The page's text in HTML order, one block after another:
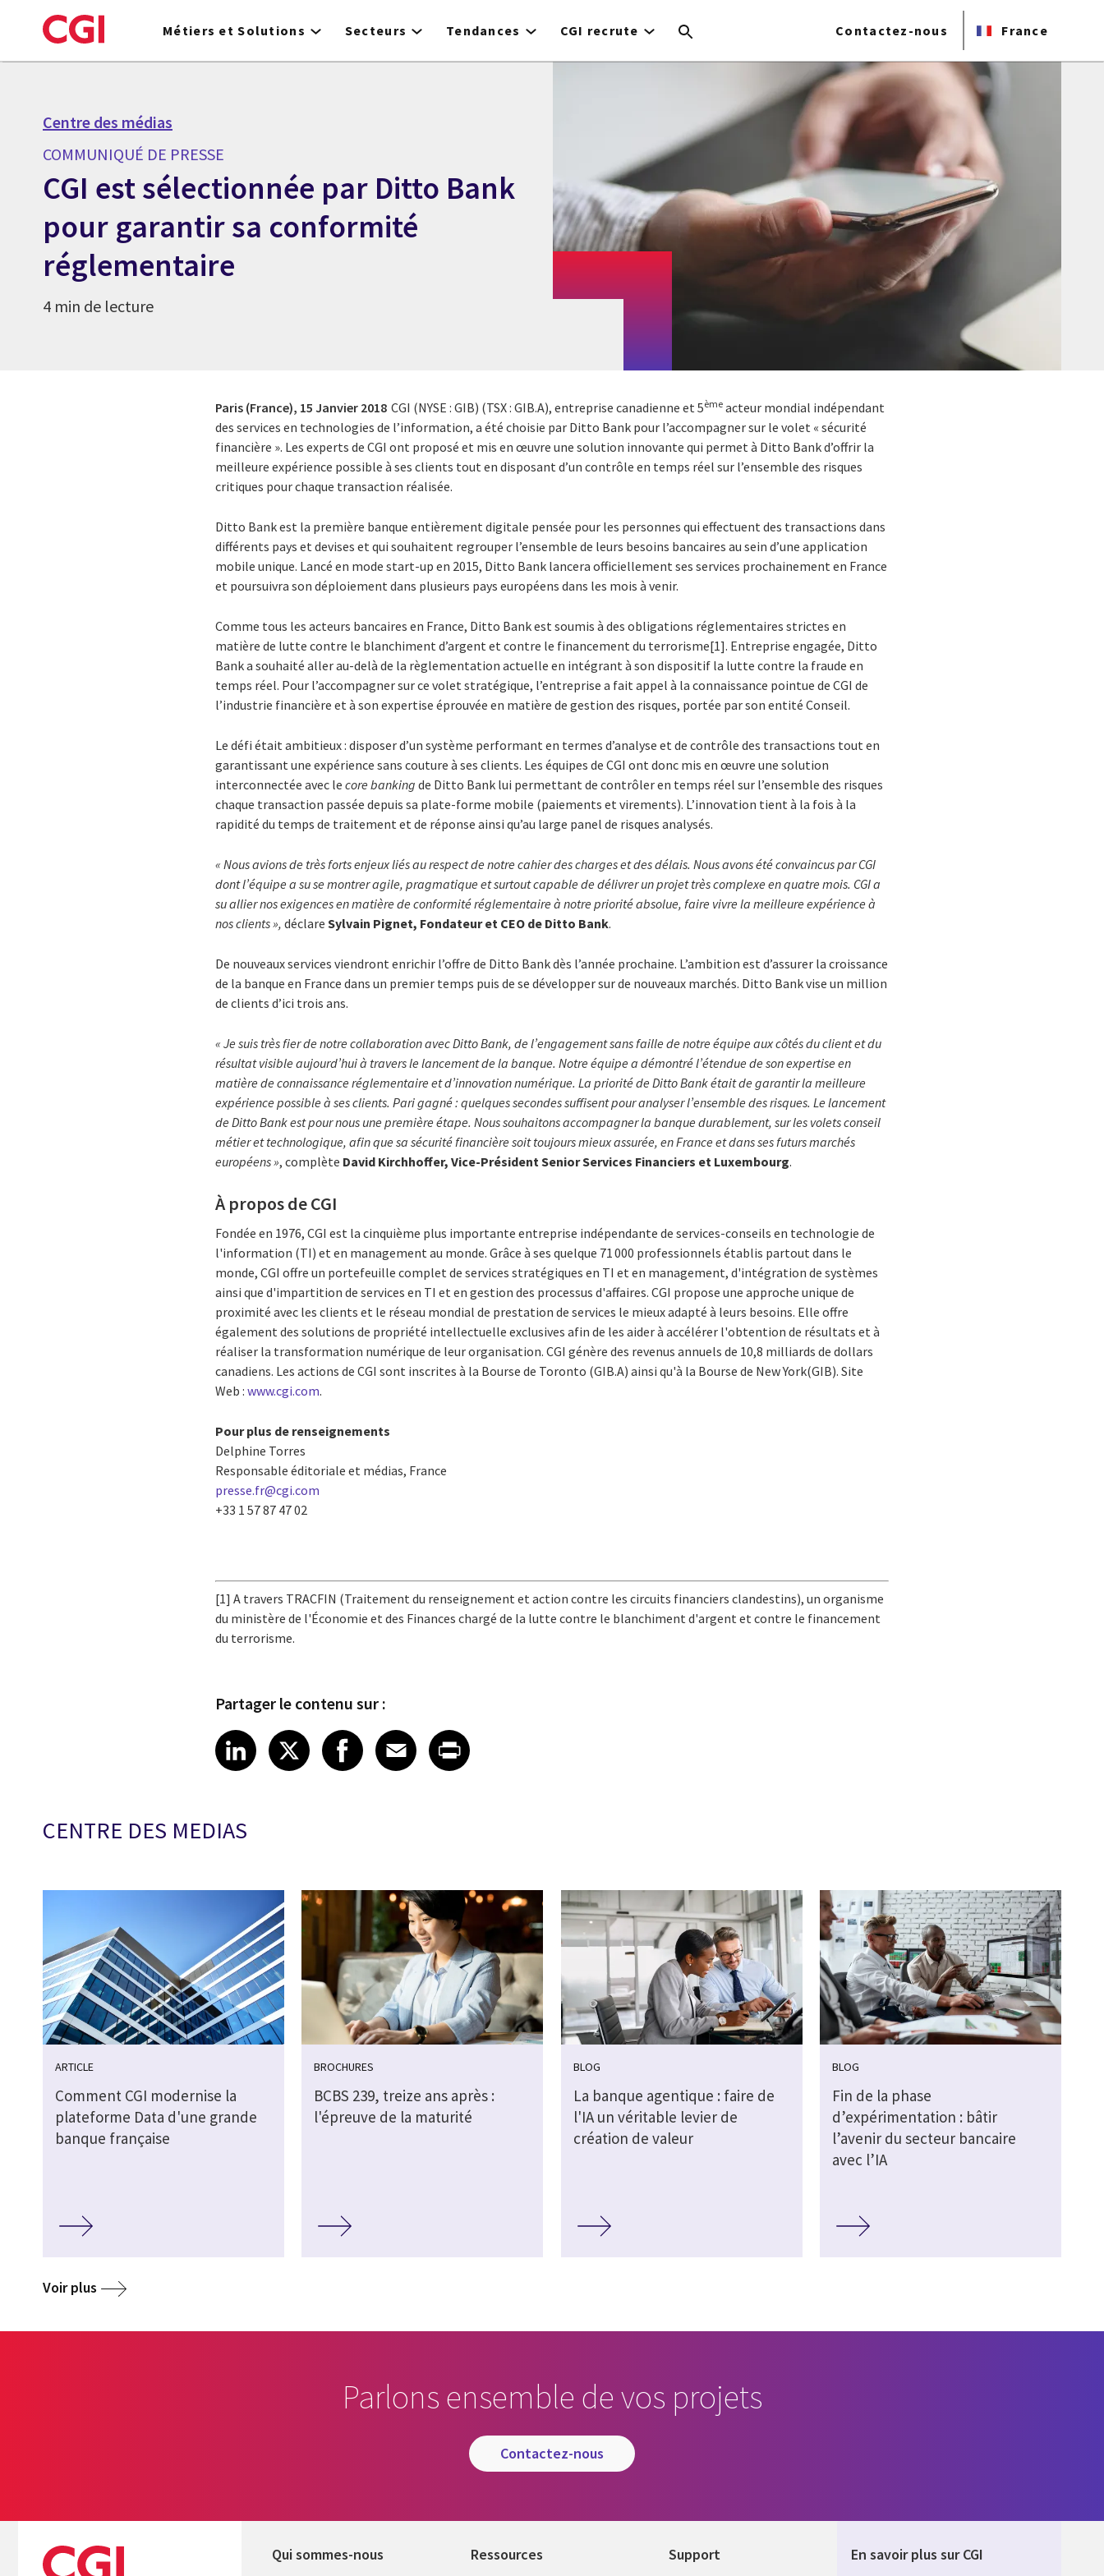
to
Métiers et Solutions Secteurs Tendances CGI recrute Contactez-nous France
Centre des médias
COMMUNIQUÉ DE PRESSE
CGI est sélectionnée par Ditto Bank
pour garantir sa conformité
réglementaire
4 min de lecture
Paris (France), 15 Janvier 2018 CGI (NYSE : GIB) (TSX : GIB.A), entreprise canadienne et 5ème acteur mondial indépendant
des services en technologies de l’information, a été choisie par Ditto Bank pour l’accompagner sur le volet « sécurité
financière ». Les experts de CGI ont proposé et mis en œuvre une solution innovante qui permet à Ditto Bank d’offrir la
meilleure expérience possible à ses clients tout en disposant d’un contrôle en temps réel sur l’ensemble des risques
critiques pour chaque transaction réalisée.
Ditto Bank est la première banque entièrement digitale pensée pour les personnes qui effectuent des transactions dans
différents pays et devises et qui souhaitent regrouper l’ensemble de leurs besoins bancaires au sein d’une application
mobile unique. Lancé en mode start-up en 2015, Ditto Bank lancera officiellement ses services prochainement en France
et poursuivra son déploiement dans plusieurs pays européens dans les mois à venir.
Comme tous les acteurs bancaires en France, Ditto Bank est soumis à des obligations réglementaires strictes en
matière de lutte contre le blanchiment d’argent et contre le financement du terrorisme[1]. Entreprise engagée, Ditto
Bank a souhaité aller au-delà de la règlementation actuelle en intégrant à son dispositif la lutte contre la fraude en
temps réel. Pour l’accompagner sur ce volet stratégique, l’entreprise a fait appel à la connaissance pointue de CGI de
l’industrie financière et à son expertise éprouvée en matière de gestion des risques, portée par son entité Conseil.
Le défi était ambitieux : disposer d’un système performant en termes d’analyse et de contrôle des transactions tout en
garantissant une expérience sans couture à ses clients. Les équipes de CGI ont donc mis en œuvre une solution
interconnectée avec lecore banking de Ditto Bank lui permettant de contrôler en temps réel sur l’ensemble des risques
chaque transaction passée depuis sa plate-forme mobile (paiements et virements). L’innovation tient à la fois à la
rapidité du temps de traitement et de réponse ainsi qu’au large panel de risques analysés.
« Nous avions de très forts enjeux liés au respect de notre cahier des charges et des délais. Nous avons été convaincus par CGI
dont l’équipe a su se montrer agile, pragmatique et surtout capable de délivrer un projet très complexe en quatre mois. CGI a
su allier nos exigences en matière de conformité réglementaire à notre priorité absolue, faire vivre la meilleure expérience à
nos clients », déclareSylvain Pignet, Fondateur et CEO de Ditto Bank.
De nouveaux services viendront enrichir l’offre de Ditto Bank dès l’année prochaine. L’ambition est d’assurer la croissance
de la banque en France dans un premier temps puis de se développer sur de nouveaux marchés. Ditto Bank vise un million
de clients d’ici trois ans.
« Je suis très fier de notre collaboration avec Ditto Bank, de l’engagement sans faille de notre équipe aux côtés du client et du
résultat visible aujourd’hui à travers le lancement de la banque. Notre équipe a démontré l’étendue de son expertise en
matière de connaissance réglementaire et d’innovation numérique. La priorité de Ditto Bank était de garantir la meilleure
expérience possible à ses clients. Pari gagné : quelques secondes suffisent pour analyser l’ensemble des risques. Le lancement
de Ditto Bank est pour nous une première étape. Nous souhaitons accompagner la banque durablement, sur les volets conseil
métier et technologique, afin que sa sécurité financière soit toujours mieux assurée, en France et dans ses futurs marchés
européens », complète David Kirchhoffer, Vice-Président Senior Services Financiers et Luxembourg.
À propos de CGI
Fondée en 1976, CGI est la cinquième plus importante entreprise indépendante de services-conseils en technologie de
l'information (TI) et en management au monde. Grâce à ses quelque 71 000 professionnels établis partout dans le
monde, CGI offre un portefeuille complet de services stratégiques en TI et en management, d'intégration de systèmes
ainsi que d'impartition de services en TI et en gestion des processus d'affaires. CGI propose une approche unique de
proximité avec les clients et le réseau mondial de prestation de services le mieux adapté à leurs besoins. Elle offre
également des solutions de propriété intellectuelle exclusives afin de les aider à accélérer l'obtention de résultats et à
réaliser la transformation numérique de leur organisation. CGI génère des revenus annuels de 10,8 milliards de dollars
canadiens. Les actions de CGI sont inscrites à la Bourse de Toronto (GIB.A) ainsi qu'à la Bourse de New York(GIB). Site
Web :www.cgi.com.
Pour plus de renseignements
Delphine Torres
Responsable éditoriale et médias, France
presse.fr@cgi.com
+33 1 57 87 47 02
[1] A travers TRACFIN (Traitement du renseignement et action contre les circuits financiers clandestins), un organisme
du ministère de l'Économie et des Finances chargé de la lutte contre le blanchiment d'argent et contre le financement
du terrorisme.
Partager le contenu sur :
Share article on LinkedIn
LinkedIn
Share article on X
XShare article on Facebook
Facebook
Share article on Email
Email
Share article on Print
CENTRE DES MEDIAS
ARTICLE
Comment CGI modernise la
plateforme Data d'une grande
banque française
BROCHURES
BCBS 239, treize ans après :
l'épreuve de la maturité
BLOG
La banque agentique : faire de
l'IA un véritable levier de
création de valeur
BLOG
Fin de la phase
d’expérimentation : bâtir
l’avenir du secteur bancaire
avec l’IA
Voir plus
Parlons ensemble de vos projets
contactez-nous
Qui sommes-nous Ressources Support En savoir plus sur CGI